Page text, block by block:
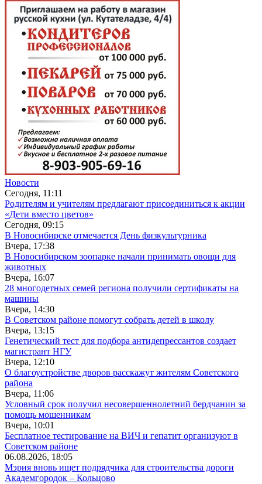
Новости
Сегодня, 11:11
Родителям и учителям предлагают присоединиться к акции
«Дети вместо цветов»
Сегодня, 09:15
В Новосибирске отмечается День физкультурника
Вчера, 17:38
В Новосибирском зоопарке начали принимать овощи для
животных
Вчера, 16:07
28 многодетных семей региона получили сертификаты на
машины
Вчера, 14:30
В Советском районе помогут собрать детей в школу
Вчера, 13:15
Генетический тест для подбора антидепрессантов создает
магистрант НГУ
Вчера, 12:10
О благоустройстве дворов расскажут жителям Советского
района
Вчера, 11:06
Условный срок получил несовершеннолетний бердчанин за
помощь мошенникам
Вчера, 10:01
Бесплатное тестирование на ВИЧ и гепатит организуют в
Советском районе
06.08.2026, 18:05
Мэрия вновь ищет подрядчика для строительства дороги
Академгородок – Кольцово